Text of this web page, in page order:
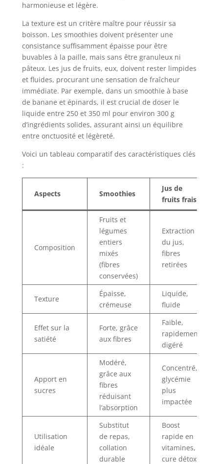
harmonieuse et légère.
La texture est un critère maître pour réussir sa
boisson. Les smoothies doivent présenter une
consistance suffisamment épaisse pour être
buvables à la paille, mais sans être granuleux ni
pâteux. Les jus de fruits, eux, doivent rester limpides
et fluides, procurant une sensation de fraîcheur
immédiate. Par exemple, dans un smoothie à base
de banane et épinards, il est crucial de doser le
liquide entre 250 et 350 ml pour environ 300 g
d’ingrédients solides, assurant ainsi un équilibre
entre onctuosité et légèreté.
Voici un tableau comparatif des caractéristiques clés
:
Aspects Smoothies
Jus de
fruits frais
Composition
Fruits et
légumes
entiers
mixés
(fibres
conservées)
Extraction
du jus,
fibres
retirées
Texture
Épaisse,
crémeuse
Liquide,
fluide
Effet sur la
satiété
Forte, grâce
aux fibres
Faible,
rapidement
digéré
Apport en
sucres
Modéré,
grâce aux
fibres
réduisant
l’absorption
Concentré,
glycémie
plus
impactée
Utilisation
idéale
Substitut
de repas,
collation
durable
Boost
rapide en
vitamines,
cure détox